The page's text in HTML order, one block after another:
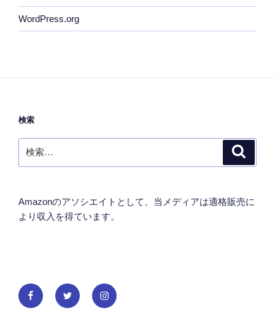
WordPress.org
検索
索:
Amazonのアソシエイトとして、当メディアは適格販売に
より収入を得ています。
FacebookTwitter Instagram